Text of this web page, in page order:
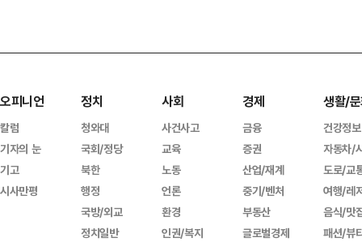
오피니언
칼럼
기자의 눈
기고
시사만평
정치
청와대
국회/정당
북한
행정
국방/외교
정치일반
사회
사건사고
교육
노동
언론
환경
인권/복지
경제
금융
증권
산업/재계
중기/벤처
부동산
글로벌경제
생활/
건강정보
자동차/
도로/교
여행/레
음식/맛
패션/뷰